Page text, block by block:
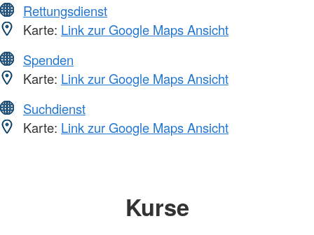
Rettungsdienst
Karte: Link zur Google Maps Ansicht
Spenden
Karte: Link zur Google Maps Ansicht
Suchdienst
Karte: Link zur Google Maps Ansicht
Kurse